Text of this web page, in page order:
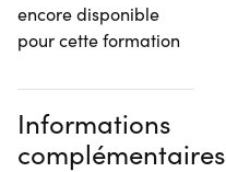
encore disponible
pour cette formation
Informations
complémentaires